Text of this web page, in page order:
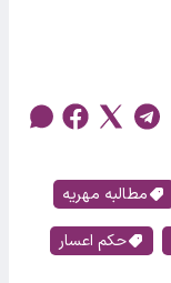
مطالبه مهریه
حکم اعسار